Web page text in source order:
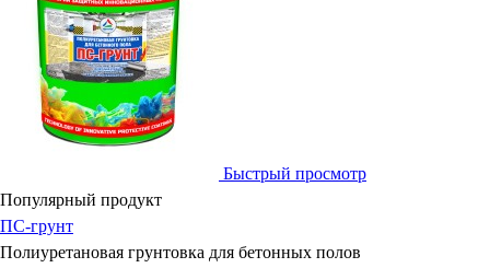
Быстрый просмотр
Популярный продукт
ПС-грунт
Полиуретановая грунтовка для бетонных полов